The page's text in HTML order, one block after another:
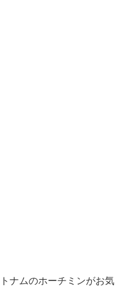
ナムのホーチミンがお気